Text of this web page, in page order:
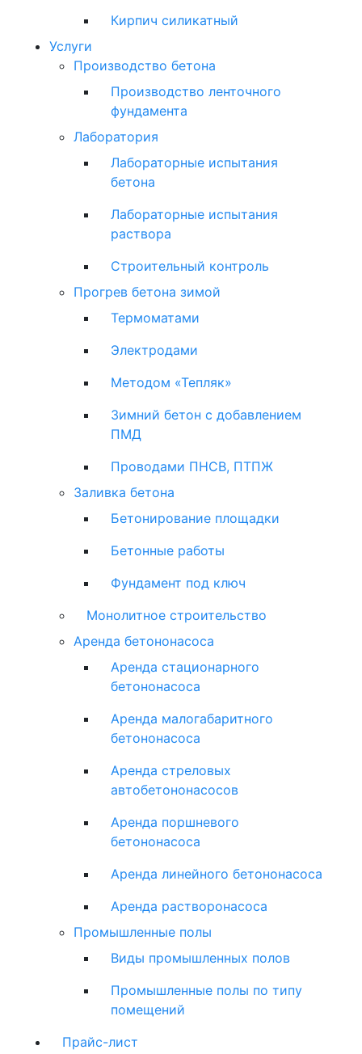
Кирпич силикатный
Услуги
Производство бетона
Производство ленточного
фундамента
Лаборатория
Лабораторные испытания
бетона
Лабораторные испытания
раствора
Строительный контроль
Прогрев бетона зимой
Термоматами
Электродами
Методом «Тепляк»
Зимний бетон с добавлением
ПМД
Проводами ПНСВ, ПТПЖ
Заливка бетона
Бетонирование площадки
Бетонные работы
Фундамент под ключ
Монолитное строительство
Аренда бетононасоса
Аренда стационарного
бетононасоса
Аренда малогабаритного
бетононасоса
Аренда стреловых
автобетононасосов
Аренда поршневого
бетононасоса
Аренда линейного бетононасоса
Аренда растворонасоса
Промышленные полы
Виды промышленных полов
Промышленные полы по типу
помещений
Прайс-лист